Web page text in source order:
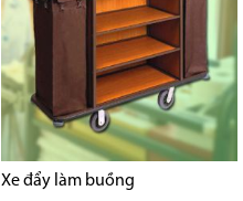
Xe đẩy làm buồng